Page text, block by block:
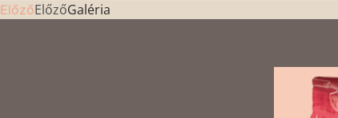
ElőzőElőzőGaléria